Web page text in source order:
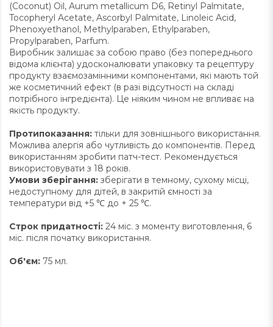
(Coconut) Oil, Aurum metallicum D6, Retinyl Palmitate,
Tocopheryl Acetate, Ascorbyl Palmitate, Linoleic Acid,
Phenoxyethanol, Methylparaben, Ethylparaben,
Propylparaben, Parfum.
Виробник залишає за собою право (без попереднього
відома клієнта) удосконалювати упаковку та рецептуру
продукту взаємозамінними компонентами, які мають той
же косметичний ефект (в разі відсутності на складі
потрібного інгредієнта). Це ніяким чином не впливає на
якість продукту.
Протипоказання: тільки для зовнішнього використання.
Можлива алергія або чутливість до компонентів. Перед
використанням зробити патч-тест. Рекомендується
використовувати з 18 років.
Умови зберігання: зберігати в темному, сухому місці,
недоступному для дітей, в закритій ємності за
температури від +5 ℃ до + 25 ℃.
Строк придатності: 24 міс. з моменту виготовлення, 6
міс. після початку використання.
Об'єм: 75 мл.